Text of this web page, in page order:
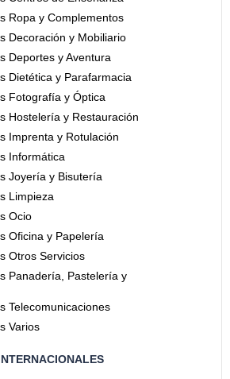
Ropa y Complementos
Decoración y Mobiliario
Deportes y Aventura
Dietética y Parafarmacia
Fotografía y Óptica
Hostelería y Restauración
Imprenta y Rotulación
Informática
Joyería y Bisutería
Limpieza
Ocio
Oficina y Papelería
Otros Servicios
Panadería, Pastelería y
Telecomunicaciones
Varios